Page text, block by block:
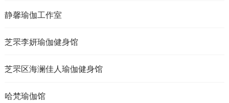
静馨瑜伽工作室
芝罘李妍瑜伽健身馆
芝罘区海澜佳人瑜伽健身馆
哈梵瑜伽馆